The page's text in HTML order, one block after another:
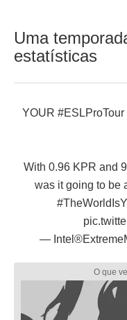
Uma
estatísticas
YOUR #ESLProTour
With 0.96 KPR and
was it going to be
—